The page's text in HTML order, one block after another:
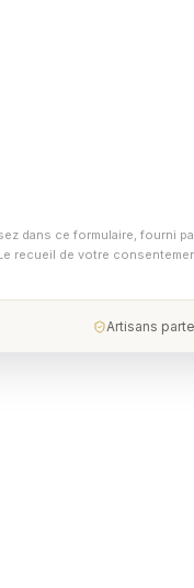
dans ce formulaire, fourni
recueil de votre
Artisans